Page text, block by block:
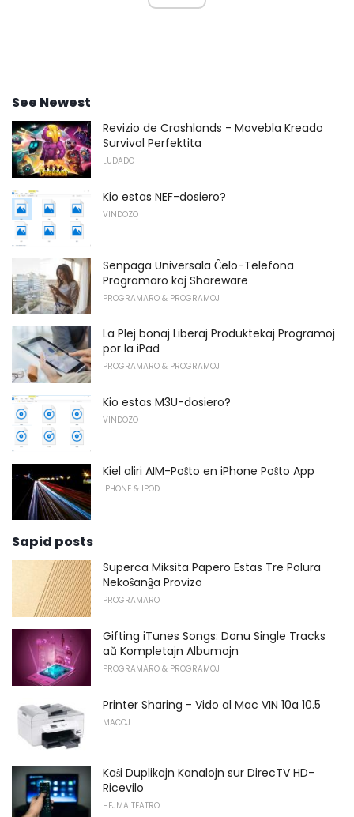
See Newest
Revizio de Crashlands - Movebla Kreado
Survival Perfektita
LUDADO
Kio estas NEF-dosiero?
VINDOZO
Senpaga Universala Ĉelo-Telefona
Programaro kaj Shareware
PROGRAMARO & PROGRAMOJ
La Plej bonaj Liberaj Produktekaj Programoj
por la iPad
PROGRAMARO & PROGRAMOJ
Kio estas M3U-dosiero?
VINDOZO
Kiel aliri AIM-Poŝto en iPhone Poŝto App
IPHONE & IPOD
Sapid posts
Superca Miksita Papero Estas Tre Polura
Nekoŝanĝa Provizo
PROGRAMARO
Gifting iTunes Songs: Donu Single Tracks
aŭ Kompletajn Albumojn
PROGRAMARO & PROGRAMOJ
Printer Sharing - Vido al Mac VIN 10a 10.5
MACOJ
Kaŝi Duplikajn Kanalojn sur DirecTV HD-
Ricevilo
HEJMA TEATRO